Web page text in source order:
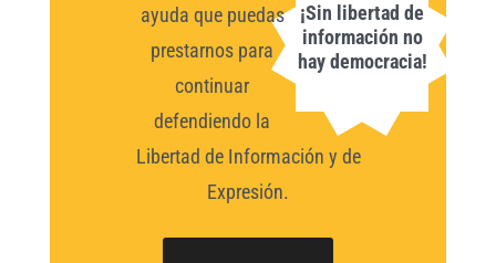
¡Sin libertad de
información no
hay democracia!
ayuda que puedas
prestarnos para
continuar
defendiendo la
Libertad de Información y de
Expresión.